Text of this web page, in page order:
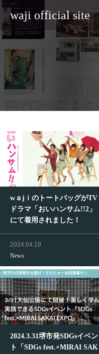
waji official site
wａjｉのトートバッグがTV
ドラマ「おいハンサム!!2」
にて着用されました！
2024.04.19
News
2024.3.31堺市発SDGsイベン
ト「SDGs fest.×MIRAI SAK